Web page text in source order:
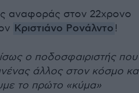
αναφοράς στον 22χρονο
Κριστιάνο Ρονάλντο !
ο ποδοσφαιριστής που
άλλος στον κόσμο
το πρώτο «κύμα»